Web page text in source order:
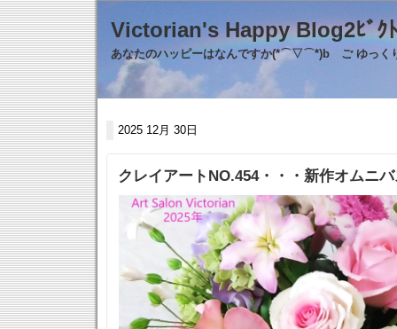
Victorian's Happy
あなたのハッピーはなんですか(*⌒▽⌒*)b ご ゆっく
2025 12月 30日
クレイアートNO.454・・・新作オムニ